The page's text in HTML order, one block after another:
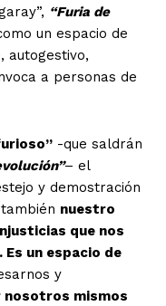
“Furia de
un espacio de
autogestivo,
a personas de
-que saldrán
– el
y demostración
nuestro
que nos
un espacio de
y
nosotros mismos